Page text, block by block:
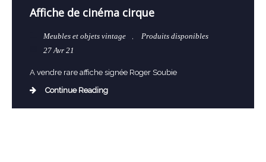
Affiche de cinéma cirque
Meubles et objets vintage ,
Produits disponibles
27 Avr 21
A vendre rare affiche signée Roger Soubie
Continue Reading